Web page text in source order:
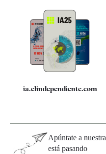
Quiénes somos
Especificaciones
ia.elindependiente.com
Apúntate a
está pasando